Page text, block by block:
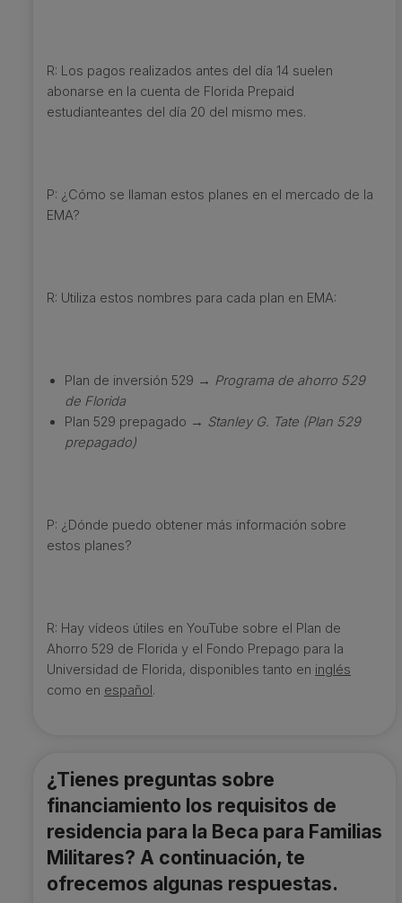
R: Los pagos realizados antes del día 14 suelen
abonarse en la cuenta de Florida Prepaid
estudianteantes del día 20 del mismo mes.
P: ¿Cómo se llaman estos planes en el mercado de la
EMA?
R: Utiliza estos nombres para cada plan en EMA:
Plan de inversión 529 → Programa de ahorro 529
de Florida
Plan 529 prepagado → Stanley G. Tate (Plan 529
prepagado)
P: ¿Dónde puedo obtener más información sobre
estos planes?
R: Hay vídeos útiles en YouTube sobre el Plan de
Ahorro 529 de Florida y el Fondo Prepago para la
Universidad de Florida, disponibles tanto en inglés
como en español.
¿Tienes preguntas sobre
financiamiento los requisitos de
residencia para la Beca para Familias
Militares? A continuación, te
ofrecemos algunas respuestas.